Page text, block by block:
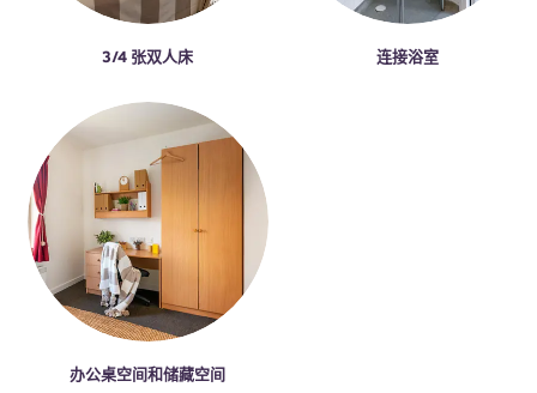
3/4 张双人床 连接浴室
办公桌空间和储藏空间